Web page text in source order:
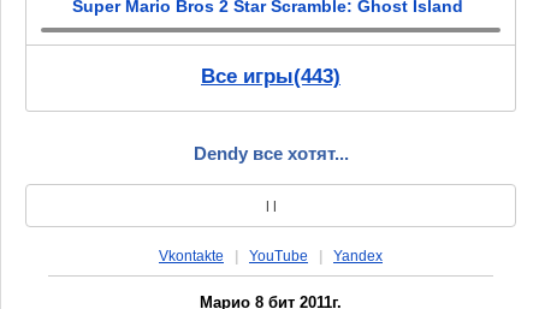
Super Mario Bros 2 Star Scramble: Ghost Island
Все игры(443)
Dendy все хотят...
| |
Vkontakte YouTube Yandex
Марио 8 бит 2011г.